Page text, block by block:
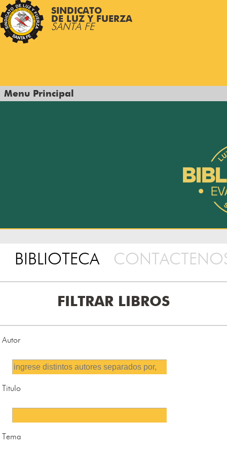
SINDICATO
DE LUZ Y FUERZA
SANTA FE
Menu Principal
BIBLIOTECA
FILTRAR LIBROS
Autor
Titulo
Tema